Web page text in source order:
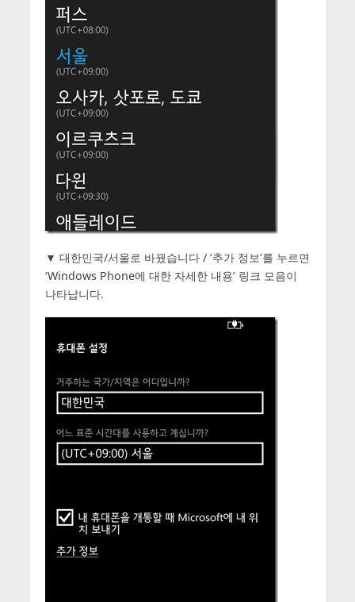
▼ 대한민국/서울로 바꿨습니다 / ‘추가 정보’를 누르면
‘Windows Phone에 대한 자세한 내용’ 링크 모음이
나타납니다.